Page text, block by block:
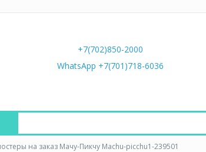
+7(702)850-2000
WhatsApp +7(701)718-6036
на заказ Мачу-Пикчу Machu-picchu1-239501